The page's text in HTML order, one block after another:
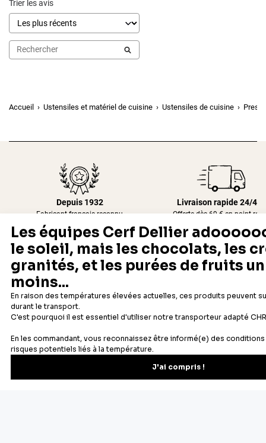
Trier les avis
Accueil Ustensiles et matériel de cuisine Ustensiles de cuisine
Depuis 1932
Fabricant français reconnu
Livraison rapide 24/48h
Offerte dès 69 € en point
Newsletter
Recevez les recettes, astuces et offres spéciales.
Vous pourrez vous désinscrire depuis votre espace client.